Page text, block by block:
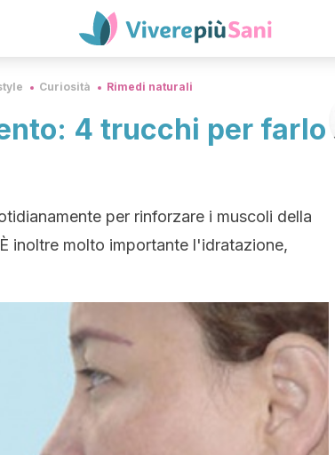
Curiosità Rimedi naturali
4 trucchi per farlo
per rinforzare i muscoli della
inoltre molto importante l'idratazione,